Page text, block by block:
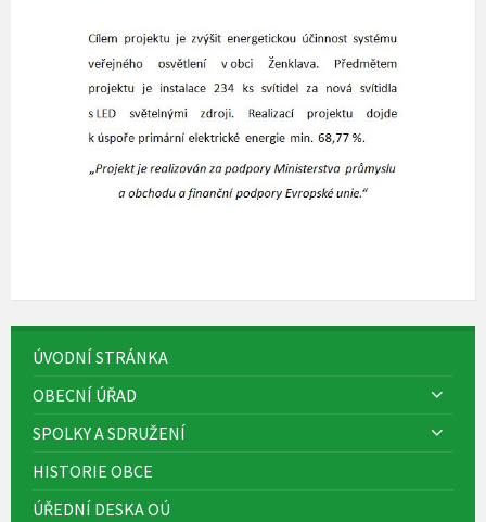
ÚVODNÍ STRÁNKA
OBECNÍ ÚŘAD
SPOLKY A SDRUŽENÍ
HISTORIE OBCE
ÚŘEDNÍ DESKA OÚ